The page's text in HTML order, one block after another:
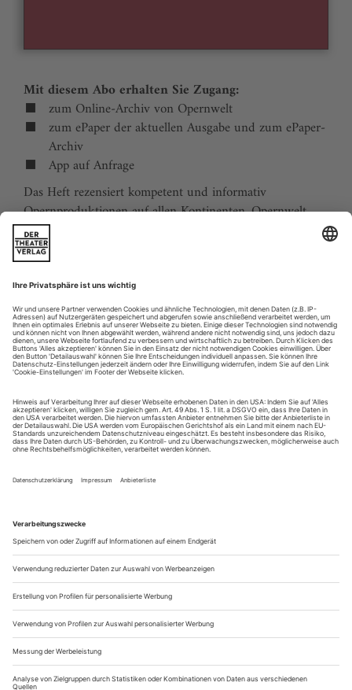
Mit diesem Abo erhalten Sie Zugang:
zum Online-Archiv von Opernwelt
zum ePaper der aktuellen Ausgabe und zum ePaper-
Archiv
App auf Anfrage
Das Heft rezensiert kompetent und informativ
Opernproduktionen auf allen Kontinenten. Opernwelt
zeigt die Welt hinter der Bühne, befragt die Macher und
verfolgt die Kulturpolitik. Große Themenblöcke
behandeln die Geschichte der Oper, bedeutende
Komponisten und die interessantesten Aspekte des
internationalen Musiklebens. Die Premierenvorschau
animiert zu Opernreisen in alle Welt.
Sie erhalten Zugang zum Online-Archiv von Opernwelt
und können sowohl das aktuelle ePaper als auch das
ePaper-Archiv über Ihren Account auf www.der-
theaterverlag.de einsehen. Zugang zur App auf Anfrage.
Das Abonnement hat eine Laufzeit von einem Monat und
verlängert sich jeweils um einen weiteren Monat, sofern
es nicht vom Kunden auf der Seite „Mein Konto/Meine
Bestellungen“ auf www.der-theaterverlag.de gekündigt
in Kraft.
Aus steuerlichen Gründen abweichende Preise für Käufe
außerhalb Deutschlands (Endpreis vor Auslösen der Bestellung
ersichtlich)
9,99 €